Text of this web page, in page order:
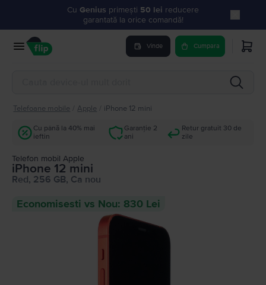
Cu Genius primești 50 lei reducere
garantată la orice comandă!
Vinde Cumpara
Telefoane mobile Apple iPhone 12 mini
Cu până la 40% mai
ieftin
Garanție 2
ani
Retur gratuit 30 de
zile
Telefon mobil Apple
iPhone 12 mini
Red, 256 GB, Ca nou
Economisesti vs Nou: 830 Lei